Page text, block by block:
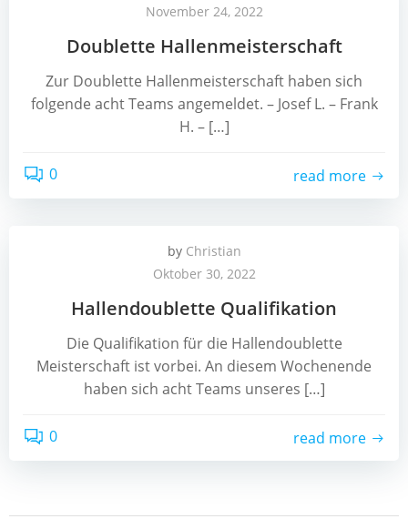
November 24, 2022
Doublette Hallenmeisterschaft
Zur Doublette Hallenmeisterschaft haben sich
folgende acht Teams angemeldet. – Josef L. – Frank
H. – […]
0 read more
by Christian
Oktober 30, 2022
Hallendoublette Qualifikation
Die Qualifikation für die Hallendoublette
Meisterschaft ist vorbei. An diesem Wochenende
haben sich acht Teams unseres […]
0 read more